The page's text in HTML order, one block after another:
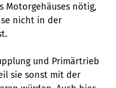
Motorgehäuses nötig,
nicht in der
und Primärtrieb
sie sonst mit der